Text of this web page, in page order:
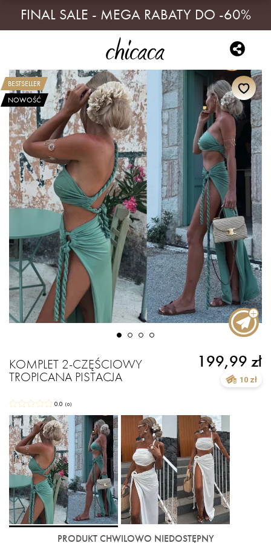
FINAL SALE - MEGA RABATY DO -60%
BESTSELLER
NOWOŚĆ
KOMPLET 2-CZĘŚCIOWY
TROPICANA PISTACJA
199,99 zł
10 zł
0.0 (0)
PRODUKT CHWILOWO NIEDOSTĘPNY